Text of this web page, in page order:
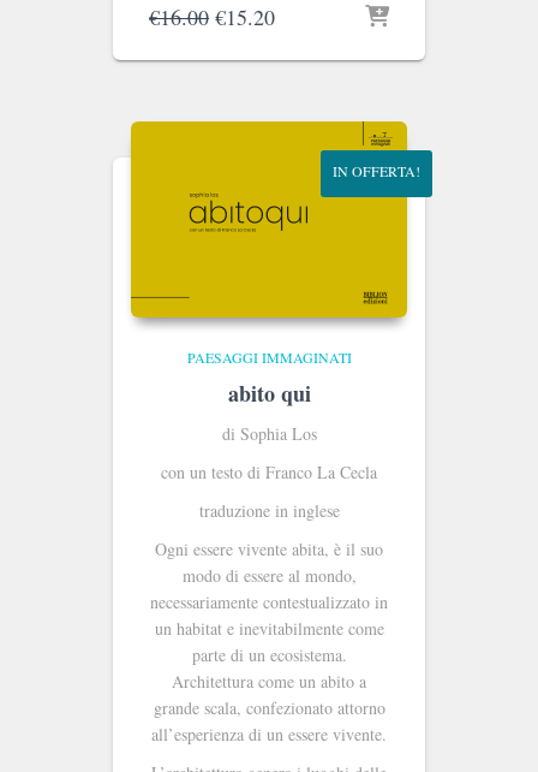
€16.00 Il
originale
€16.00.
€15.20Il
attuale
€15.20.
IN OFFERTA!
PAESAGGI IMMAGINATI
abito qui
di Sophia Los
con un testo di Franco La Cecla
traduzione in inglese
Ogni essere vivente abita, è il suo
modo di essere al mondo,
necessariamente contestualizzato in
un habitat e inevitabilmente come
parte di un ecosistema.
Architettura come un abito a
grande scala, confezionato attorno
all’esperienza di un essere vivente.